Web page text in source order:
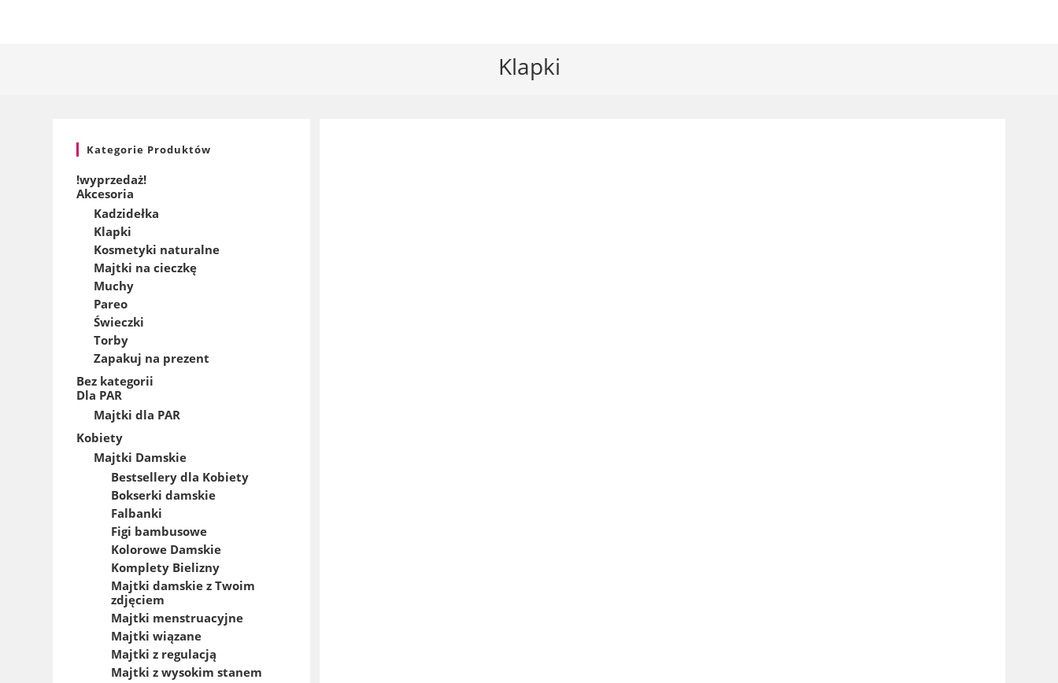
Klapki
Kategorie Produktów
!wyprzedaż!
Akcesoria
Kadzidełka
Klapki
Kosmetyki naturalne
Majtki na cieczkę
Muchy
Pareo
Świeczki
Torby
Zapakuj na prezent
Bez kategorii
Dla PAR
Majtki dla PAR
Kobiety
Majtki Damskie
Bestsellery dla Kobiety
Bokserki damskie
Falbanki
Figi bambusowe
Kolorowe Damskie
Komplety Bielizny
Majtki damskie z Twoim
zdjęciem
Majtki menstruacyjne
Majtki wiązane
Majtki z regulacją
Majtki z wysokim stanem